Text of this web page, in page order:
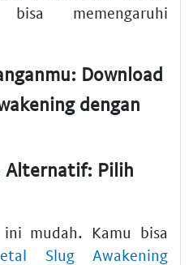
memengaruhi
Download
dengan
Alternatif: Pilih
ini mudah. Kamu bisa
Slug Awakening